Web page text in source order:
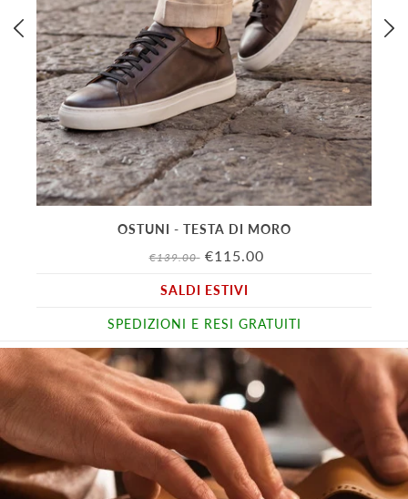
OSTUNI - TESTA DI MORO
€139.00 €115.00
SALDI ESTIVI
SPEDIZIONI E RESI GRATUITI